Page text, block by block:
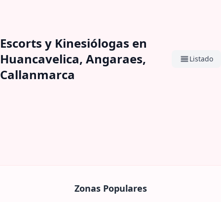
Escorts y Kinesiólogas en
Huancavelica, Angaraes,
Callanmarca
Listado
Zonas Populares